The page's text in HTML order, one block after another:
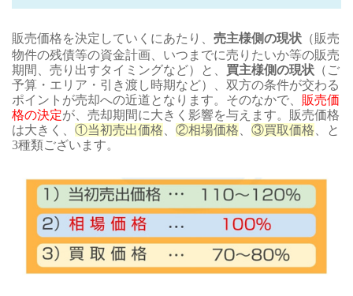
販売価格を決定していくにあたり、 売主様側の現状 （販売
物件の残債等の資金計画、いつまでに売りたいか等の販売
期間、売り出すタイミングなど）と、 買主様側の現状 （ご
予算・エリア・引き渡し時期など）、双方の条件が交わる
ポイントが売却への近道となります。そのなかで、 販売価
格の決定が、売却期間に大きく影響を与えます。販売価格
は大きく、 ①当初売出価格 ②相場価格 ③買取価格 、と
3種類ございます。